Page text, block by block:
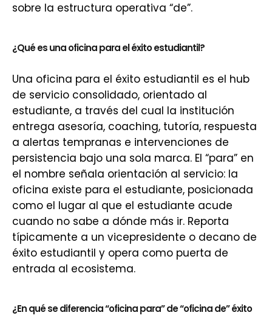
sobre la estructura operativa “de”.
¿Qué es una oficina para el éxito estudiantil?
Una oficina para el éxito estudiantil es el hub
de servicio consolidado, orientado al
estudiante, a través del cual la institución
entrega asesoría, coaching, tutoría, respuesta
a alertas tempranas e intervenciones de
persistencia bajo una sola marca. El “para” en
el nombre señala orientación al servicio: la
oficina existe para el estudiante, posicionada
como el lugar al que el estudiante acude
cuando no sabe a dónde más ir. Reporta
típicamente a un vicepresidente o decano de
éxito estudiantil y opera como puerta de
entrada al ecosistema.
¿En qué se diferencia “oficina para” de “oficina de” éxito